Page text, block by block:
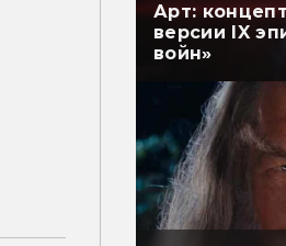
Арт:
версии IX
войн»